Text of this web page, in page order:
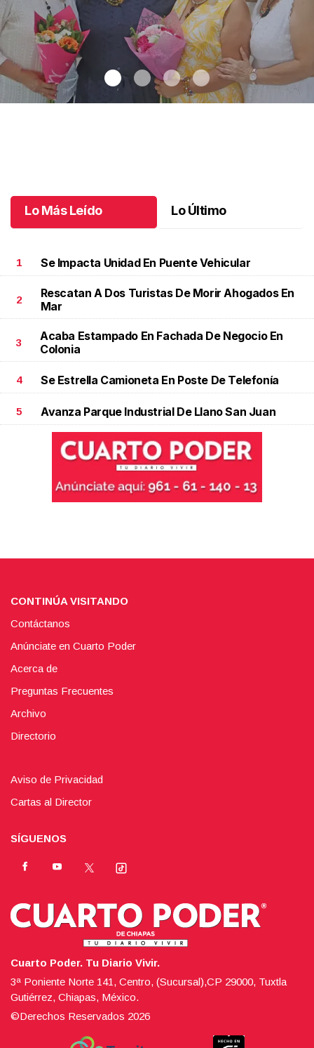
Lo Más Leído Lo Último
1 Se Impacta Unidad En Puente Vehicular
2
Rescatan A Dos Turistas De Morir Ahogados En
Mar
3
Acaba Estampado En Fachada De Negocio En
Colonia
4 Se Estrella Camioneta En Poste De Telefonía
5 Avanza Parque Industrial De Llano San Juan
CONTINÚA VISITANDO
Contáctanos
Anúnciate en Cuarto Poder
Acerca de
Preguntas Frecuentes
Archivo
Directorio
Aviso de Privacidad
Cartas al Director
SÍGUENOS
Cuarto Poder. Tu Diario Vivir.
3ª Poniente Norte 141, Centro, (Sucursal),CP 29000, Tuxtla
Gutiérrez, Chiapas, México.
©Derechos Reservados 2026